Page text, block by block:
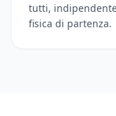
tutti,
fisica di partenza.